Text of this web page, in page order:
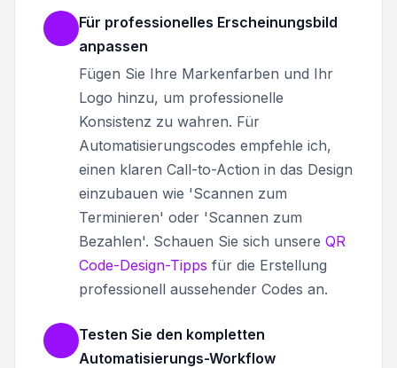
Für professionelles Erscheinungsbild
anpassen
Fügen Sie Ihre Markenfarben und Ihr
Logo hinzu, um professionelle
Konsistenz zu wahren. Für
Automatisierungscodes empfehle ich,
einen klaren Call-to-Action in das Design
einzubauen wie 'Scannen zum
Terminieren' oder 'Scannen zum
Bezahlen'. Schauen Sie sich unsere QR
Code-Design-Tipps für die Erstellung
professionell aussehender Codes an.
Testen Sie den kompletten
Automatisierungs-Workflow